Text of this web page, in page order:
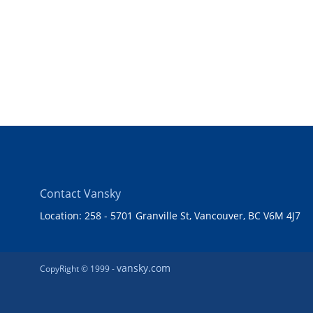
Contact Vansky
Location: 258 - 5701 Granville St, Vancouver, BC V6M 4J7
CopyRight © 1999 -vansky.com